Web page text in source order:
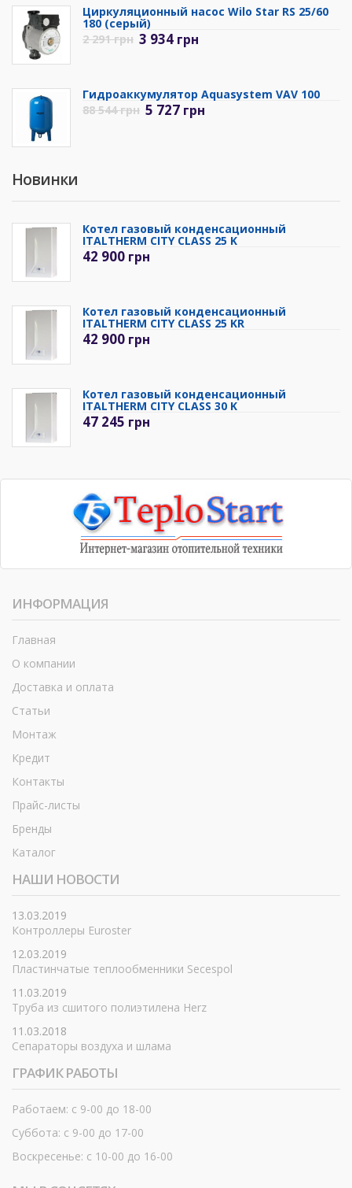
Циркуляционный насос Wilo Star RS 25/60
180 (серый)
2 291грн 3 934 грн
Гидроаккумулятор Aquasystem VAV 100
88 544грн 5 727 грн
Новинки
Котел газовый конденсационный
ITALTHERM CITY CLASS 25 K
42 900 грн
Котел газовый конденсационный
ITALTHERM CITY CLASS 25 KR
42 900 грн
Котел газовый конденсационный
ITALTHERM CITY CLASS 30 K
47 245 грн
ИНФОРМАЦИЯ
Главная
О компании
Доставка и оплата
Статьи
Монтаж
Кредит
Контакты
Прайс-листы
Бренды
Каталог
НАШИ НОВОСТИ
13.03.2019
Контроллеры Euroster
12.03.2019
Пластинчатые теплообменники Secespol
11.03.2019
Труба из сшитого полиэтилена Herz
11.03.2018
Сепараторы воздуха и шлама
ГРАФИК РАБОТЫ
Работаем: с 9-00 до 18-00
Суббота: с 9-00 до 17-00
Воскресенье: с 10-00 до 16-00